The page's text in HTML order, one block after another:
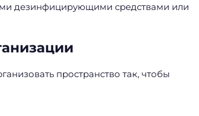
дезинфицирующими средствами или
пространство так, чтобы